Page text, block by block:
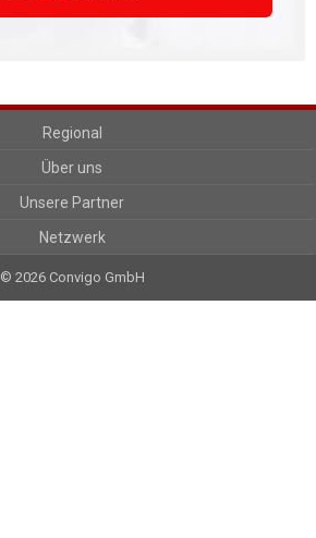
Regional
Über uns
Unsere Partner
Netzwerk
© 2026 Convigo GmbH